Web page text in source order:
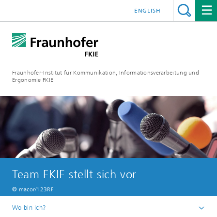
Fraunhofer-Institut für Kommunikation, Informationsverarbeitung und
Ergonomie FKIE
ENGLISH
Team FKIE stellt sich vor
© macor/123RF
Wo bin ich?